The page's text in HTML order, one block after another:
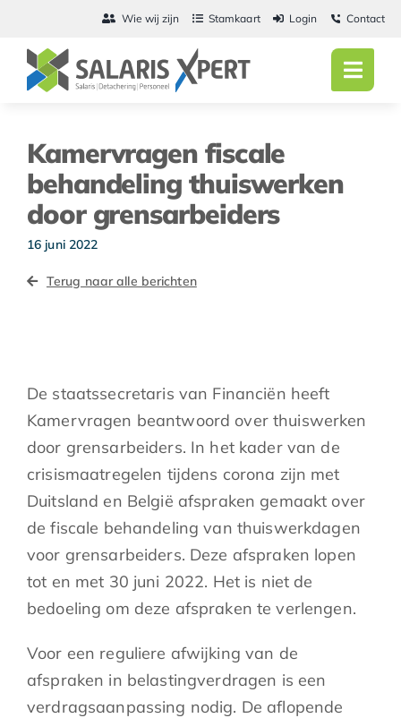
inhoud
Wie wij zijn Stamkaart Login Contact
Kamervragen fiscale
behandeling thuiswerken
door grensarbeiders
16 juni 2022
Terug naar alle berichten
De staatssecretaris van Financiën heeft
Kamervragen beantwoord over thuiswerken
door grensarbeiders. In het kader van de
crisismaatregelen tijdens corona zijn met
Duitsland en België afspraken gemaakt over
de fiscale behandeling van thuiswerkdagen
voor grensarbeiders. Deze afspraken lopen
tot en met 30 juni 2022. Het is niet de
bedoeling om deze afspraken te verlengen.
Voor een reguliere afwijking van de
afspraken in belastingverdragen is een
verdragsaanpassing nodig. De aflopende